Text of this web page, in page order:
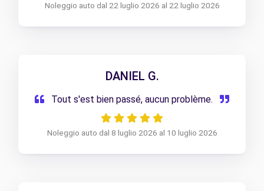
Noleggio auto dal 22 luglio 2026 al 22 luglio 2026
DANIEL G.
Tout s'est bien passé, aucun problème.
Noleggio auto dal 8 luglio 2026 al 10 luglio 2026